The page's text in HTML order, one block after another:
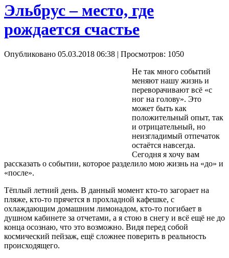
Эльбрус – место, где
рождается счастье
Опубликовано 05.03.2018 06:38 | Просмотров: 1050
Не так много событий
меняют нашу жизнь и
переворачивают всё «с
ног на голову». Это
может быть как
положительный опыт, так
и отрицательный, но
неизгладимый отпечаток
остаётся навсегда.
Сегодня я хочу вам
рассказать о событии, которое разделило мою жизнь на «до» и
«после».
Тёплый летний день. В данный момент кто-то загорает на
пляже, кто-то прячется в прохладной кафешке, с
охлаждающим домашним лимонадом, кто-то погибает в
душном кабинете за отчетами, а я стою в снегу и всё ещё не до
конца осознаю, что это возможно. Видя перед собой
космический пейзаж, ещё сложнее поверить в реальность
происходящего.